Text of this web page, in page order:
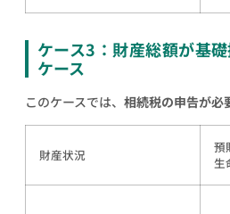
ケース3：財産総額が基
ケース
このケースでは、 相続税の申告が必
財産状況
預
生